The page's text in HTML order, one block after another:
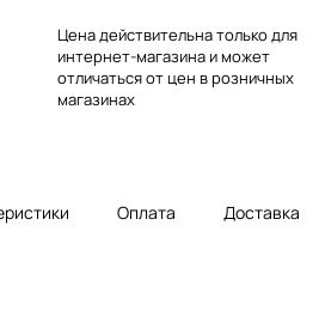
Цена действительна только для
интернет-магазина и может
отличаться от цен в розничных
магазинах
Оплата Доставка